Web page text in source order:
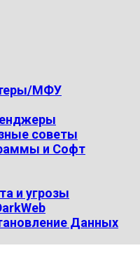
МФУ
советы
и Софт
и угрозы
Данных